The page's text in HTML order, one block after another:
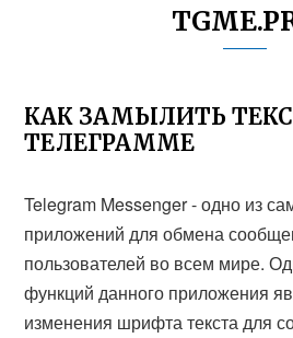
КАК ЗАМЫЛИТЬ
ТЕЛЕГРАММЕ
Telegram Messenger - одно из
приложений для обмена
пользователей во всем мире.
функций данного приложения
изменения шрифта текста для